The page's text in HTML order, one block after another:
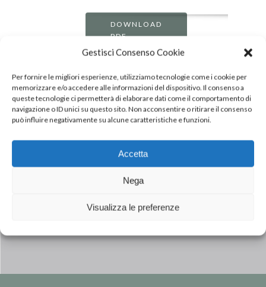
Gestisci Consenso Cookie
Per fornire le migliori esperienze, utilizziamo tecnologie come i cookie per
memorizzare e/o accedere alle informazioni del dispositivo. Il consenso a
queste tecnologie ci permetterà di elaborare dati come il comportamento di
navigazione o ID unici su questo sito. Non acconsentire o ritirare il consenso
può influire negativamente su alcune caratteristiche e funzioni.
Accetta
Nega
Visualizza le preferenze
DOWNLOAD
PDF
Next Post
(CREMONINI) ASSUME A LIDERANÇA